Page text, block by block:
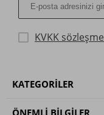
KVKK
KATEGORILER
ÖNEMLI BILGILER